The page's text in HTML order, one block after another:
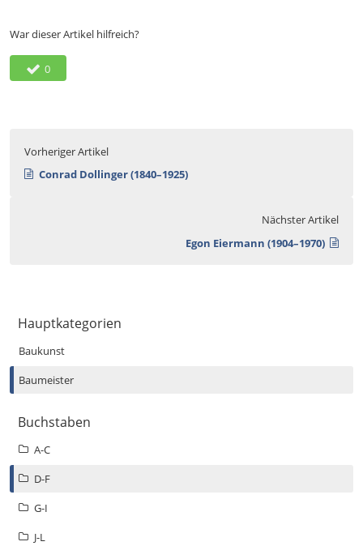
War dieser Artikel hilfreich?
0
Vorheriger Artikel
Conrad Dollinger (1840–1925)
Nächster Artikel
Egon Eiermann (1904–1970)
Hauptkategorien
Baukunst
Baumeister
Buchstaben
A-C
D-F
G-I
J-L